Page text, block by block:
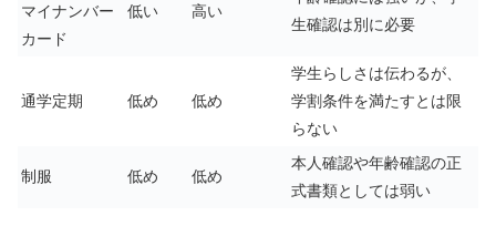
マイナンバー
カード
低い 高い
生確認は別に必要
通学定期 低め 低め
学生らしさは伝わるが、
学割条件を満たすとは限
らない
制服 低め 低め
本人確認や年齢確認の正
式書類としては弱い